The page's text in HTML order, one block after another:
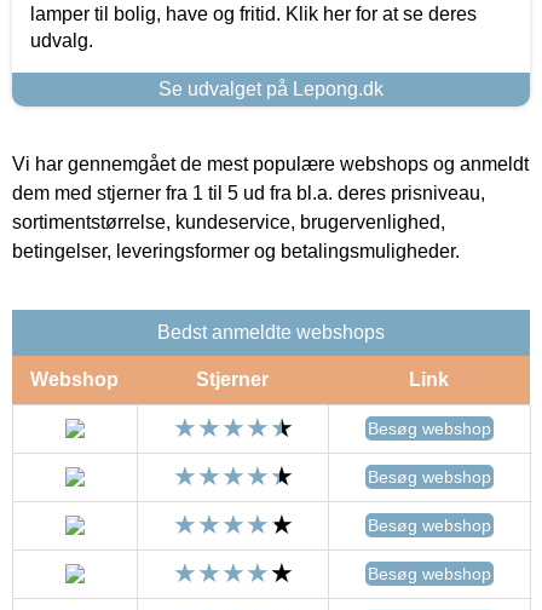
lamper til bolig, have og fritid. Klik her for at se deres
udvalg.
Se udvalget på Lepong.dk
Vi har gennemgået de mest populære webshops og anmeldt
dem med stjerner fra 1 til 5 ud fra bl.a. deres prisniveau,
sortimentstørrelse, kundeservice, brugervenlighed,
betingelser, leveringsformer og betalingsmuligheder.
Bedst anmeldte webshops
Webshop Stjerner Link
Besøg webshop
Besøg webshop
Besøg webshop
Besøg webshop